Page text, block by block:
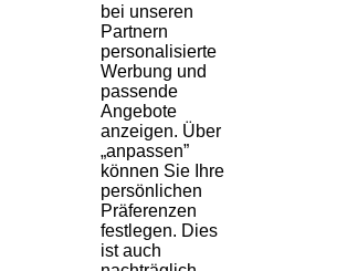
bei unseren
Partnern
personalisierte
Werbung und
passende
Angebote
anzeigen. Über
„anpassen”
können Sie Ihre
persönlichen
Präferenzen
festlegen. Dies
ist auch